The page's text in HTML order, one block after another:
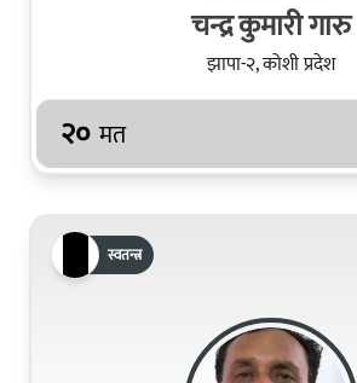
चन्द्र कुमारी गारु
झापा-२, कोशी प्रदेश
२० मत
स्वतन्त्र